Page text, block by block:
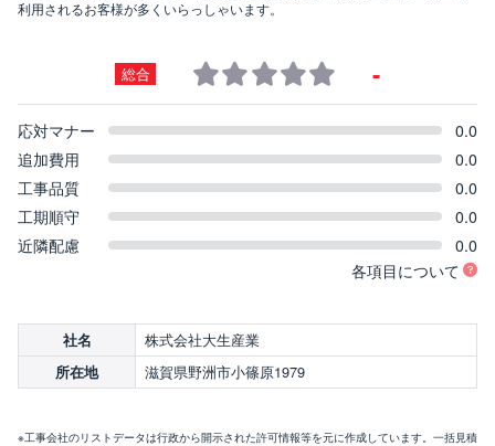
利用されるお客様が多くいらっしゃいます。
総合 -
応対マナー
0.0
追加費用
0.0
工事品質
0.0
工期順守
0.0
近隣配慮
0.0
各項目について
社名 株式会社大生産業
所在地 滋賀県野洲市小篠原1979
※工事会社のリストデータは行政から開示された許可情報等を元に作成しています。一括見積